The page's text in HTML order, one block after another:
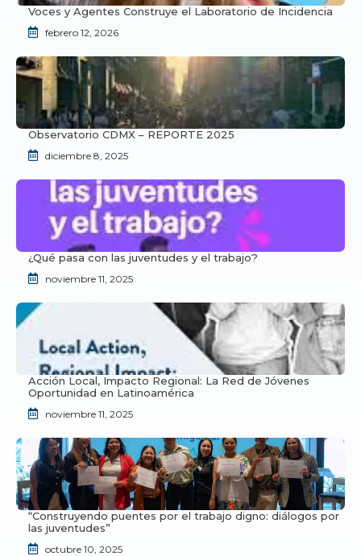
Voces y Agentes Construye el Laboratorio de Incidencia
febrero 12, 2026
Observatorio CDMX – REPORTE 2025
diciembre 8, 2025
¿Qué pasa con las juventudes y el trabajo?
noviembre 11, 2025
Acción Local, Impacto Regional: La Red de Jóvenes
Oportunidad en Latinoamérica
noviembre 11, 2025
“Construyendo puentes por el trabajo digno: diálogos por
las juventudes”
octubre 10, 2025